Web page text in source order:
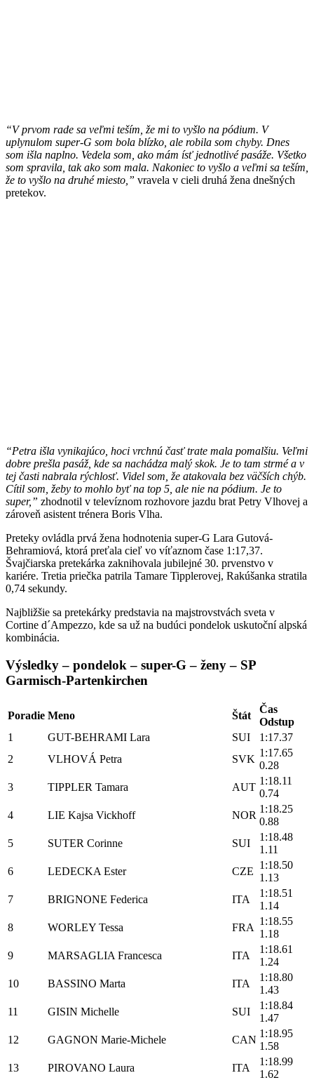
“V prvom rade sa veľmi teším, že mi to vyšlo na pódium. V
uplynulom super-G som bola blízko, ale robila som chyby. Dnes
som išla naplno. Vedela som, ako mám ísť jednotlivé pasáže. Všetko
som spravila, tak ako som mala. Nakoniec to vyšlo a veľmi sa teším,
že to vyšlo na druhé miesto,” vravela v cieli druhá žena dnešných
pretekov.
“Petra išla vynikajúco, hoci vrchnú časť trate mala pomalšiu. Veľmi
dobre prešla pasáž, kde sa nachádza malý skok. Je to tam strmé a v
tej časti nabrala rýchlosť. Videl som, že atakovala bez väčších chýb.
Cítil som, žeby to mohlo byť na top 5, ale nie na pódium. Je to
super,” zhodnotil v televíznom rozhovore jazdu brat Petry Vlhovej a
zároveň asistent trénera Boris Vlha.
Preteky ovládla prvá žena hodnotenia super-G Lara Gutová-
Behramiová, ktorá preťala cieľ vo víťaznom čase 1:17,37.
Švajčiarska pretekárka zaknihovala jubilejné 30. prvenstvo v
kariére. Tretia priečka patrila Tamare Tipplerovej, Rakúšanka stratila
0,74 sekundy.
Najbližšie sa pretekárky predstavia na majstrovstvách sveta v
Cortine d´Ampezzo, kde sa už na budúci pondelok uskutoční alpská
kombinácia.
Výsledky – pondelok – super-G – ženy – SP
Garmisch-Partenkirchen
Poradie Meno Štát
Odstup
1
GUT-BEHRAMI Lara SUI
1:17.37
2
VLHOVÁ Petra SVK
0.28
3
TIPPLER Tamara AUT
0.74
4
LIE Kajsa Vickhoff NOR
0.88
5
SUTER Corinne SUI
1.11
6
LEDECKA Ester CZE
1.13
7
BRIGNONE Federica ITA
1.14
8
WORLEY Tessa FRA
1.18
9
MARSAGLIA Francesca ITA
1.24
10
BASSINO Marta ITA
1.43
11
GISIN Michelle SUI
1.47
12
GAGNON Marie-Michele CAN
1.58
13
PIROVANO Laura ITA
1.62